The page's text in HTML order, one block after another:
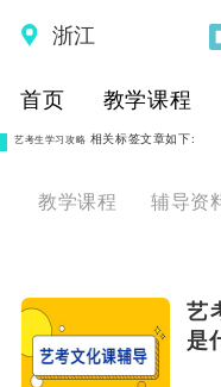
浙江
首页 教学课程
艺考生学习攻略 相关标签文章如下:
教学课程 辅导资
艺
是